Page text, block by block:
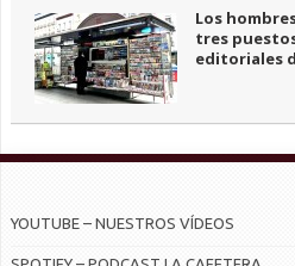
Los
tres
editoriales
YOUTUBE – NUESTROS VÍDEOS